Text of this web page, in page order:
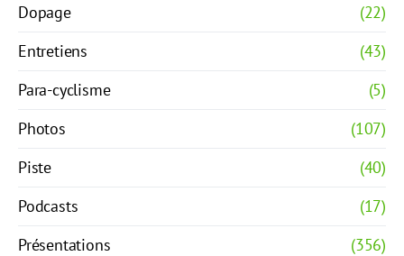
Dopage
(22)
Entretiens
(43)
Para-cyclisme
(5)
Photos
(107)
Piste
(40)
Podcasts
(17)
Présentations
(356)